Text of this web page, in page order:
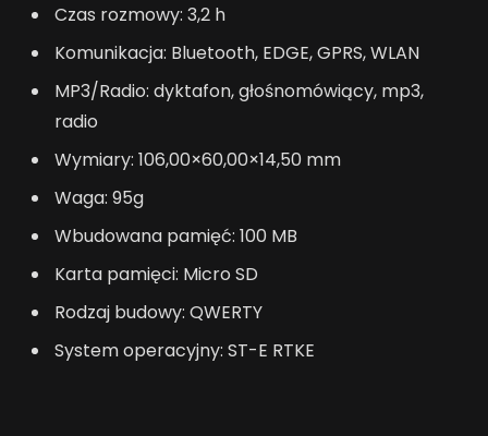
Czas rozmowy: 3,2 h
Komunikacja: Bluetooth, EDGE, GPRS, WLAN
MP3/Radio: dyktafon, głośnomówiący, mp3,
radio
Wymiary: 106,00×60,00×14,50 mm
Waga: 95g
Wbudowana pamięć: 100 MB
Karta pamięci: Micro SD
Rodzaj budowy: QWERTY
System operacyjny: ST-E RTKE